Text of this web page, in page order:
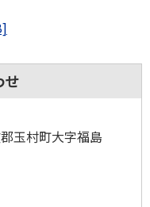
せ
玉村町大字福島